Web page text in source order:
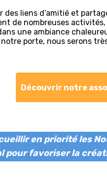
liens d’amitié et
de nombreuses
une ambiance
notre porte, nous serons
Découvrir notre
en priorité les
pour favoriser la